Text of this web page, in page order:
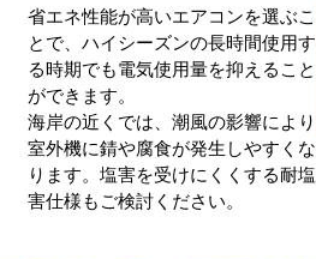
省エネ性能が高いエアコンを選ぶこ
とで、ハイシーズンの長時間使用す
る時期でも電気使用量を抑えること
ができます。
海岸の近くでは、潮風の影響により
室外機に錆や腐食が発生しやすくな
ります。塩害を受けにくくする耐塩
害仕様もご検討ください。